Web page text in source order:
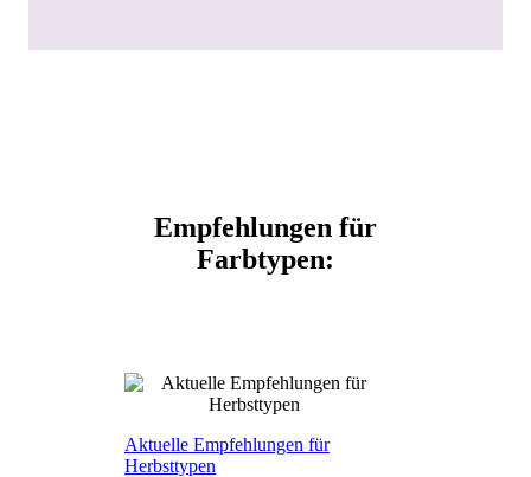
Empfehlungen für
Farbtypen:
Aktuelle Empfehlungen für
Herbsttypen